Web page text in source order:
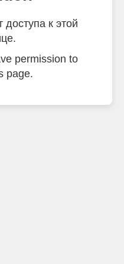
доступа к этой
permission to
page.